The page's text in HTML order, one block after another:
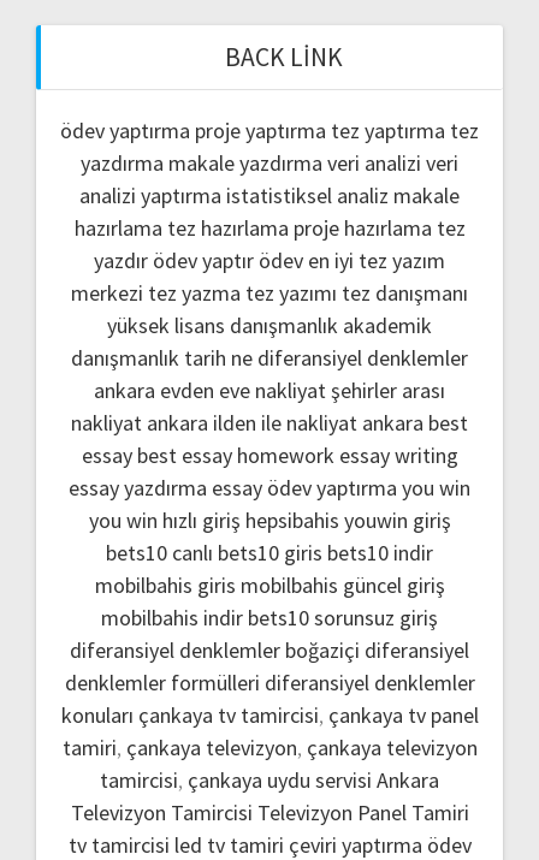
BACK LINK
ödev yaptırma proje yaptırma tez yaptırma tez
yazdırma makale yazdırma veri analizi veri
analizi yaptırma istatistiksel analiz makale
hazırlama tez hazırlama proje hazırlama tez
yazdır ödev yaptır ödev en iyi tez yazım
merkezi tez yazma tez yazımı tez danışmanı
yüksek lisans danışmanlık akademik
danışmanlık tarih ne diferansiyel denklemler
ankara evden eve nakliyatşehirler arası
nakliyat ankara ilden ile nakliyat ankara best
essay best essay homework essay writing
essay yazdırma essay ödev yaptırma you win
you win hızlı giriş hepsibahis youwin giriş
bets10 canlı bets10 giris bets10 indir
mobilbahis giris mobilbahis güncel giriş
mobilbahis indir bets10 sorunsuz giriş
diferansiyel denklemler boğaziçi diferansiyel
denklemler formülleri diferansiyel denklemler
konuları çankaya tv tamircisi, çankaya tv panel
tamiri, çankaya televizyon, çankaya televizyon
tamircisi, çankaya uydu servisi Ankara
Televizyon Tamircisi Televizyon Panel Tamiri
tv tamircisi led tv tamiri çeviri yaptırma ödev